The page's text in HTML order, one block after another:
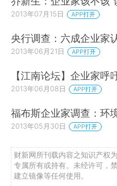
2013年07月15日 APP打开
央行调查：六成企业家
2013年06月21日 APP打开
【江南论坛】企业家呼
2013年06月08日 APP打开
福布斯企业家调查：环
2013年05月30日 APP打开
财新网所刊载内容之知识产权
专属所有或持有。未经许可，
建立镜像等任何使用。